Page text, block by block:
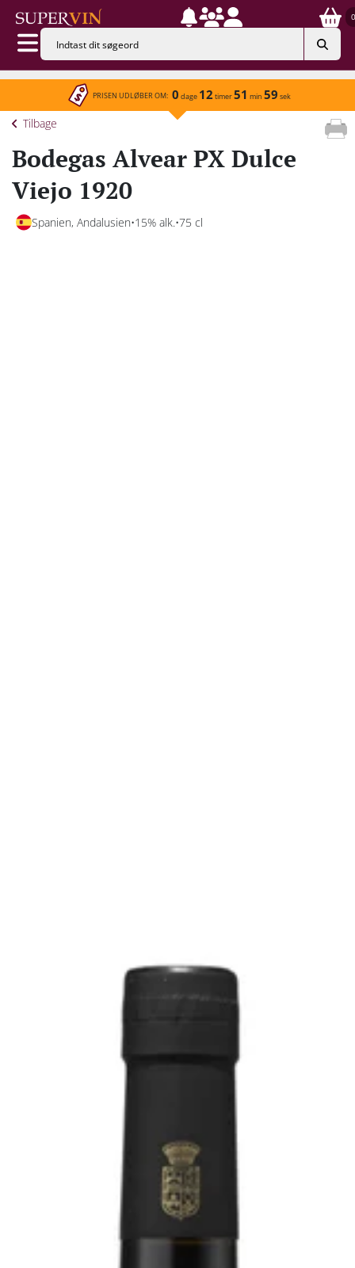
0
PRISEN UDLØBER OM: 0 dage 12 timer51 min 59 sek
Tilbage
Bodegas Alvear PX Dulce
Viejo 1920
Spanien, Andalusien 15% alk. 75 cl